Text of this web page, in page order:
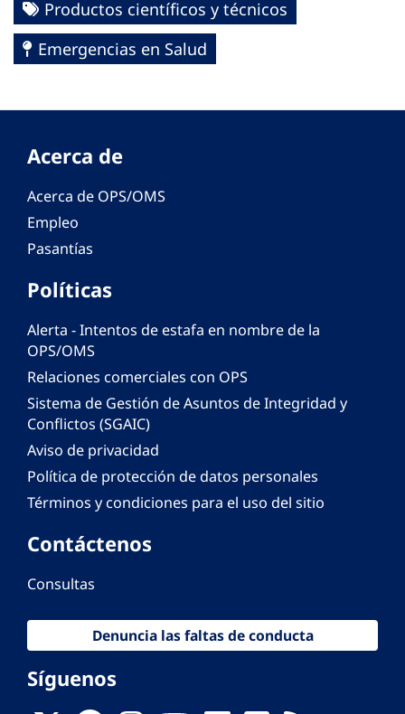
Productos científicos y técnicos
Emergencias en Salud
Acerca de
Acerca de OPS/OMS
Empleo
Pasantías
Políticas
Alerta - Intentos de estafa en nombre de la
OPS/OMS
Relaciones comerciales con OPS
Sistema de Gestión de Asuntos de Integridad y
Conflictos (SGAIC)
Aviso de privacidad
Política de protección de datos personales
Términos y condiciones para el uso del sitio
Contáctenos
Consultas
Denuncia las faltas de conducta
Síguenos